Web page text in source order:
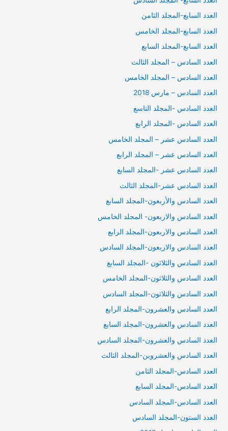
العدد السابع-المجلد الثامن
العدد السابع-المجلد الخامس
العدد السابع-المجلد السابع
العدد السادس – المجلد الثالث
العدد السادس – المجلد الخامس
العدد السادس – مارس 2018
العدد السادس -المجلد التاسع
العدد السادس -المجلد الرابع
العدد السادس عشر – المجلد الخامس
العدد السادس عشر – المجلد الرابع
العدد السادس عشر -المجلد السابع
العدد السادس عشر-المجلد الثالث
العدد السادس والأربعون-المجلد السابع
العدد السادس والاربعون- المجلد الخامس
العدد السادس والاربعون-المجلد الرابع
العدد السادس والاربعون-المجلد السادس
العدد السادس والثلاثون -المجلد السابع
العدد السادس والثلاثون-المجلد الخامس
العدد السادس والثلاثون-المجلد السادس
العدد السادس والعشرون-المجلد الرابع
العدد السادس والعشرون-المجلد السابع
العدد السادس والعشرون-المجلد السادس
العدد السادس والعشروين-المجلد الثالث
العدد السادس-المجلد الثامن
العدد السادس-المجلد السابع
العدد السادس-المجلد السادس
العدد الستون-المجلد السادس